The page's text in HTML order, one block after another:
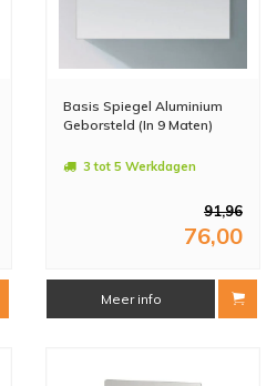
Basis Spiegel Aluminium
Geborsteld (In 9 Maten)
3 tot 5 Werkdagen
91,96
76,00
Meer info